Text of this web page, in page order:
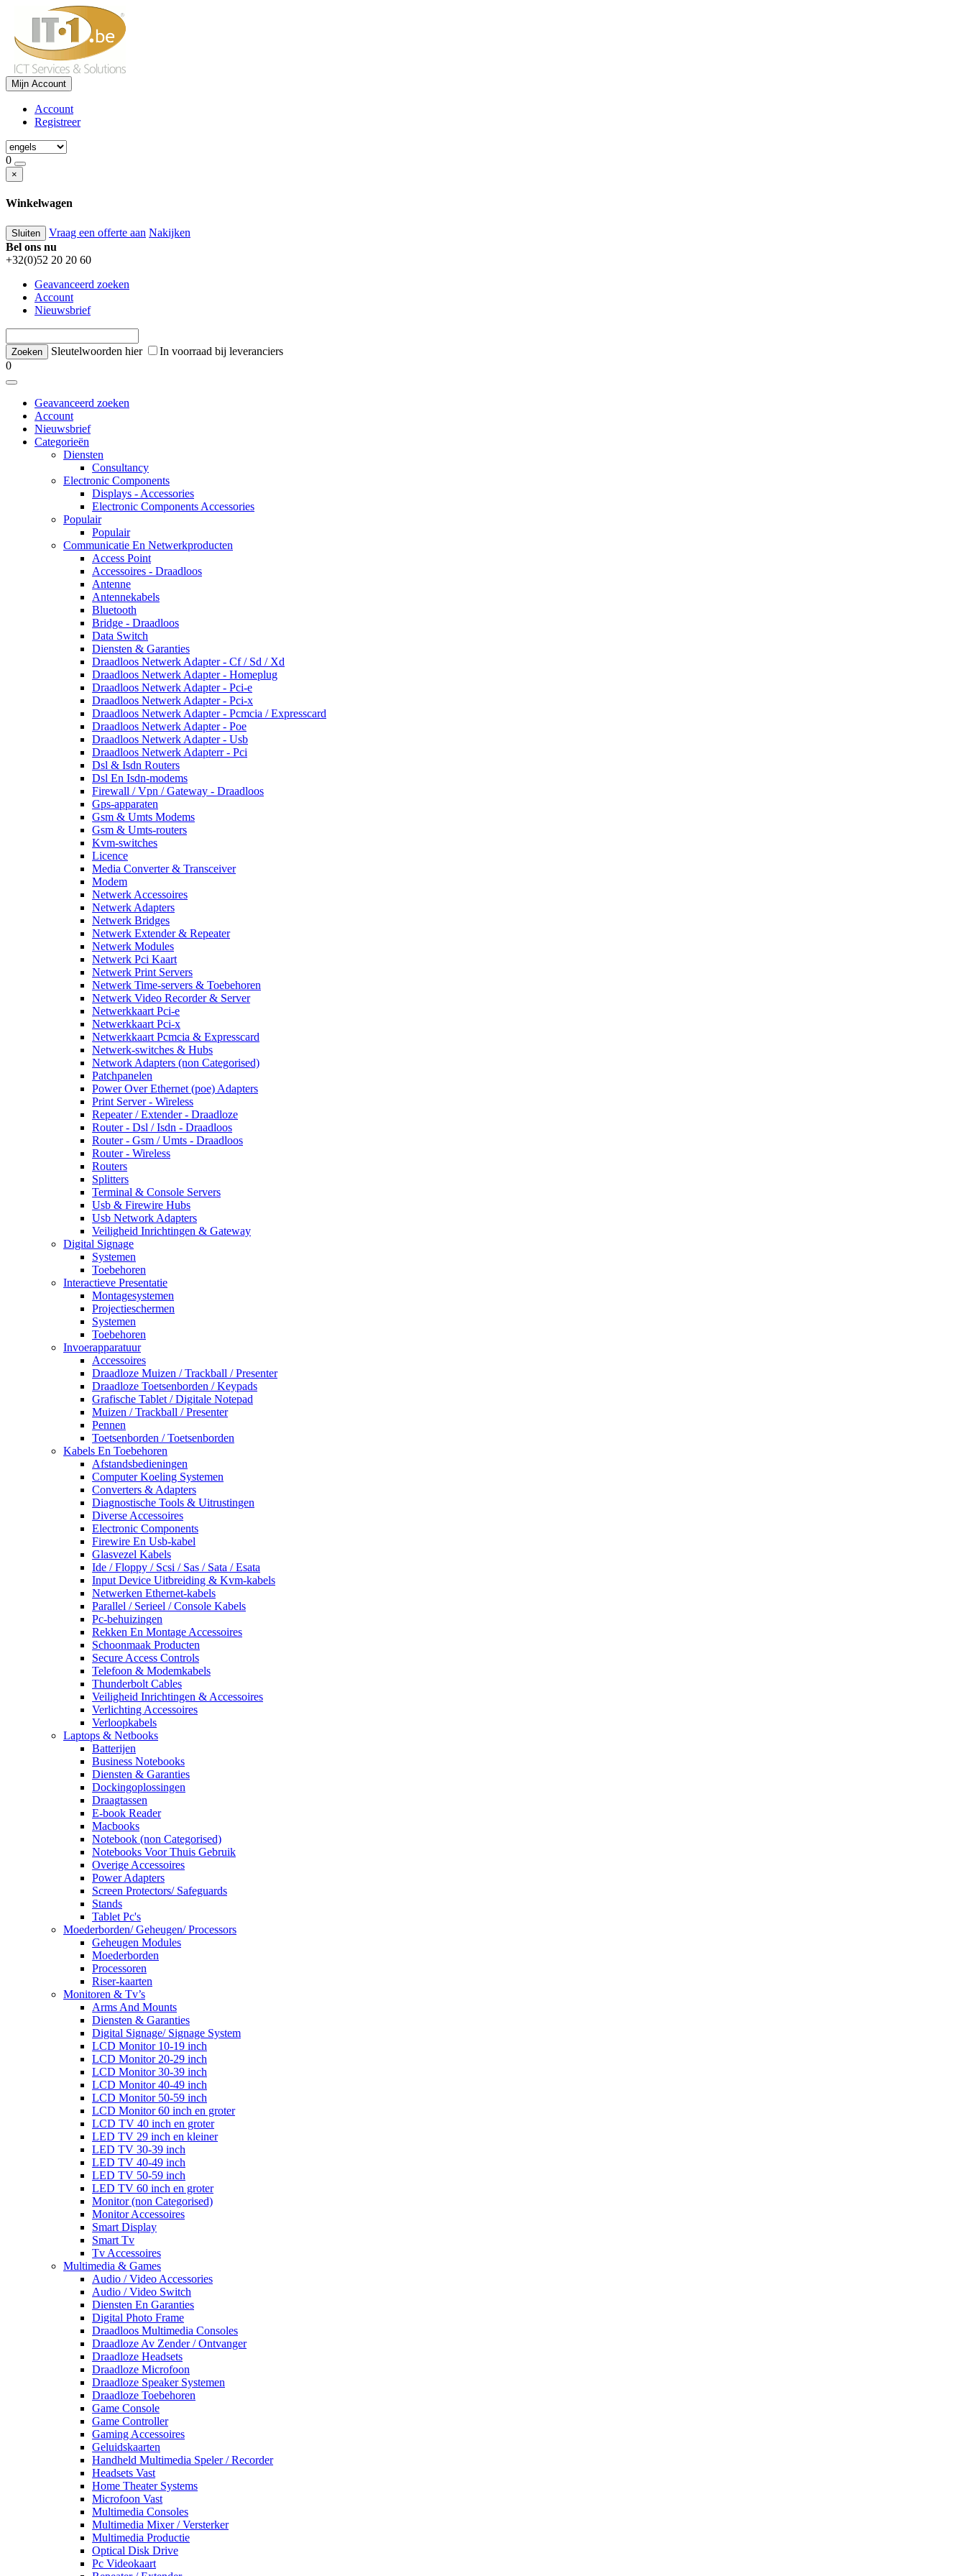
Mijn Account
Account
Registreer
0
×
Winkelwagen
Sluiten Vraag een offerte aan Nakijken
Bel ons nu
+32(0)52 20 20 60
Geavanceerd zoeken
Account
Nieuwsbrief
Sleutelwoorden hier
In voorraad bij leveranciers
0
Geavanceerd zoeken
Account
Nieuwsbrief
Categorieën
Diensten
Consultancy
Electronic Components
Displays - Accessories
Electronic Components Accessories
Populair
Populair
Communicatie En Netwerkproducten
Access Point
Accessoires - Draadloos
Antenne
Antennekabels
Bluetooth
Bridge - Draadloos
Data Switch
Diensten & Garanties
Draadloos Netwerk Adapter - Cf / Sd / Xd
Draadloos Netwerk Adapter - Homeplug
Draadloos Netwerk Adapter - Pci-e
Draadloos Netwerk Adapter - Pci-x
Draadloos Netwerk Adapter - Pcmcia / Expresscard
Draadloos Netwerk Adapter - Poe
Draadloos Netwerk Adapter - Usb
Draadloos Netwerk Adapterr - Pci
Dsl & Isdn Routers
Dsl En Isdn-modems
Firewall / Vpn / Gateway - Draadloos
Gps-apparaten
Gsm & Umts Modems
Gsm & Umts-routers
Kvm-switches
Licence
Media Converter & Transceiver
Modem
Netwerk Accessoires
Netwerk Adapters
Netwerk Bridges
Netwerk Extender & Repeater
Netwerk Modules
Netwerk Pci Kaart
Netwerk Print Servers
Netwerk Time-servers & Toebehoren
Netwerk Video Recorder & Server
Netwerkkaart Pci-e
Netwerkkaart Pci-x
Netwerkkaart Pcmcia & Expresscard
Netwerk-switches & Hubs
Network Adapters (non Categorised)
Patchpanelen
Power Over Ethernet (poe) Adapters
Print Server - Wireless
Repeater / Extender - Draadloze
Router - Dsl / Isdn - Draadloos
Router - Gsm / Umts - Draadloos
Router - Wireless
Routers
Splitters
Terminal & Console Servers
Usb & Firewire Hubs
Usb Network Adapters
Veiligheid Inrichtingen & Gateway
Digital Signage
Systemen
Toebehoren
Interactieve Presentatie
Montagesystemen
Projectieschermen
Systemen
Toebehoren
Invoerapparatuur
Accessoires
Draadloze Muizen / Trackball / Presenter
Draadloze Toetsenborden / Keypads
Grafische Tablet / Digitale Notepad
Muizen / Trackball / Presenter
Pennen
Toetsenborden / Toetsenborden
Kabels En Toebehoren
Afstandsbedieningen
Computer Koeling Systemen
Converters & Adapters
Diagnostische Tools & Uitrustingen
Diverse Accessoires
Electronic Components
Firewire En Usb-kabel
Glasvezel Kabels
Ide / Floppy / Scsi / Sas / Sata / Esata
Input Device Uitbreiding & Kvm-kabels
Netwerken Ethernet-kabels
Parallel / Serieel / Console Kabels
Pc-behuizingen
Rekken En Montage Accessoires
Schoonmaak Producten
Secure Access Controls
Telefoon & Modemkabels
Thunderbolt Cables
Veiligheid Inrichtingen & Accessoires
Verlichting Accessoires
Verloopkabels
Laptops & Netbooks
Batterijen
Business Notebooks
Diensten & Garanties
Dockingoplossingen
Draagtassen
E-book Reader
Macbooks
Notebook (non Categorised)
Notebooks Voor Thuis Gebruik
Overige Accessoires
Power Adapters
Screen Protectors/ Safeguards
Stands
Tablet Pc's
Moederborden/ Geheugen/ Processors
Geheugen Modules
Moederborden
Processoren
Riser-kaarten
Monitoren & Tv’s
Arms And Mounts
Diensten & Garanties
Digital Signage/ Signage System
LCD Monitor 10-19 inch
LCD Monitor 20-29 inch
LCD Monitor 30-39 inch
LCD Monitor 40-49 inch
LCD Monitor 50-59 inch
LCD Monitor 60 inch en groter
LCD TV 40 inch en groter
LED TV 29 inch en kleiner
LED TV 30-39 inch
LED TV 40-49 inch
LED TV 50-59 inch
LED TV 60 inch en groter
Monitor (non Categorised)
Monitor Accessoires
Smart Display
Smart Tv
Tv Accessoires
Multimedia & Games
Audio / Video Accessories
Audio / Video Switch
Diensten En Garanties
Digital Photo Frame
Draadloos Multimedia Consoles
Draadloze Av Zender / Ontvanger
Draadloze Headsets
Draadloze Microfoon
Draadloze Speaker Systemen
Draadloze Toebehoren
Game Console
Game Controller
Gaming Accessoires
Geluidskaarten
Handheld Multimedia Speler / Recorder
Headsets Vast
Home Theater Systems
Microfoon Vast
Multimedia Consoles
Multimedia Mixer / Versterker
Multimedia Productie
Optical Disk Drive
Pc Videokaart